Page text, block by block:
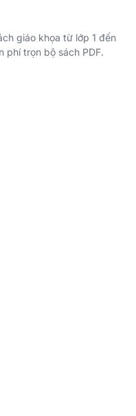
giáo khọa từ lớp 1 đến
phí trọn bộ sách PDF.